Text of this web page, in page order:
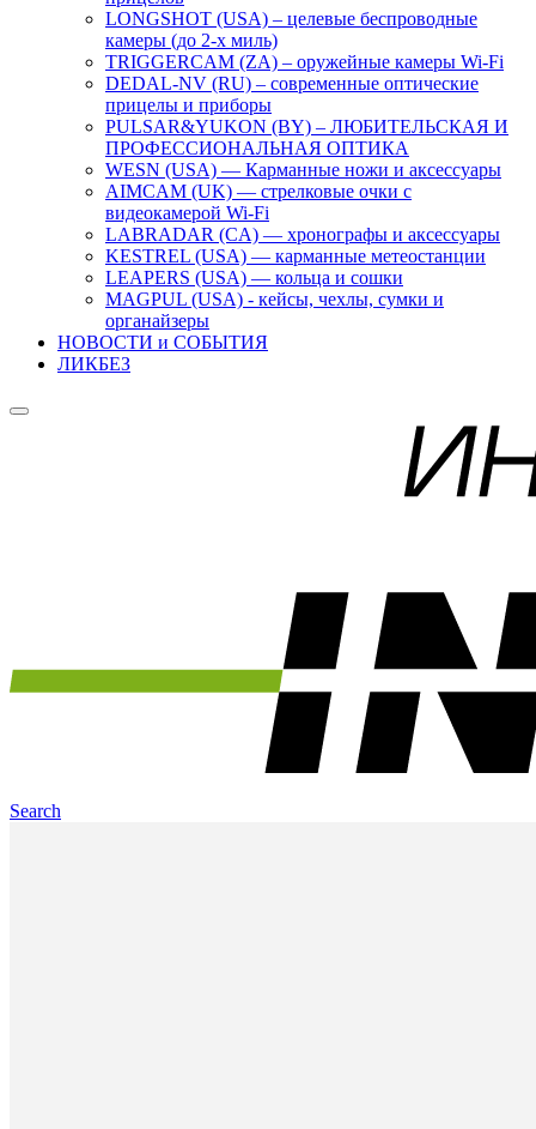
LONGSHOT (USA) – целевые беспроводные
камеры (до 2-х миль)
TRIGGERCAM (ZA) – оружейные камеры Wi-Fi
DEDAL-NV (RU) – современные оптические
прицелы и приборы
PULSAR&YUKON (BY) – ЛЮБИТЕЛЬСКАЯ И
ПРОФЕССИОНАЛЬНАЯ ОПТИКА
WESN (USA) — Карманные ножи и аксессуары
AIMCAM (UK) — стрелковые очки с
видеокамерой Wi-Fi
LABRADAR (CA) — хронографы и аксессуары
KESTREL (USA) — карманные метеостанции
LEAPERS (USA) — кольца и сошки
MAGPUL (USA) - кейсы, чехлы, сумки и
органайзеры
НОВОСТИ и СОБЫТИЯ
ЛИКБЕЗ
Search